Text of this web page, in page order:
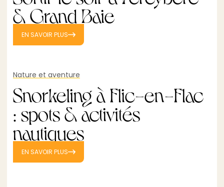
& Grand Baie
EN SAVOIR PLUS
Nature et aventure
Snorkeling à Flic-en-Flac
: spots & activités
nautiques
EN SAVOIR PLUS